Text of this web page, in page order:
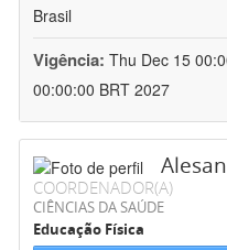
Brasil
Vigência: Thu Dec 15
00:00:00 BRT 2027
COORDENADOR(A)
CIÊNCIAS DA SAÚDE
Educação Física